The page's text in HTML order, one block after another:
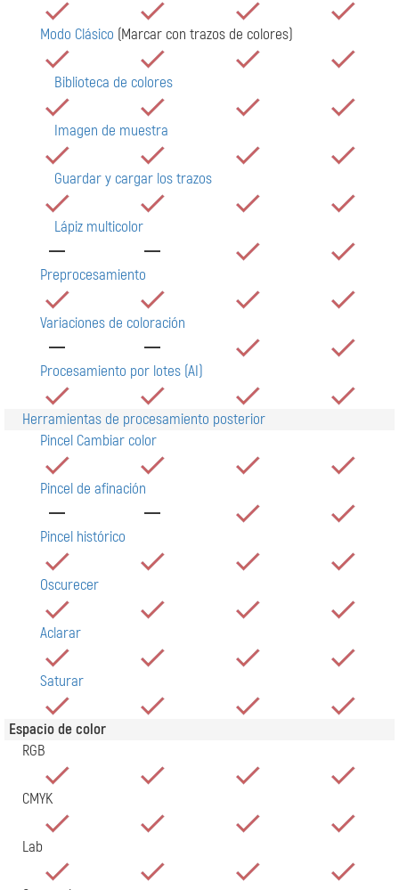
Modo Clásico (Marcar con trazos de colores)
Biblioteca de colores
Imagen de muestra
Guardar y cargar los trazos
Lápiz multicolor
Preprocesamiento
Variaciones de coloración
Procesamiento por lotes (AI)
Herramientas de procesamiento posterior
Pincel Cambiar color
Pincel de afinación
Pincel histórico
Oscurecer
Aclarar
Saturar
Espacio de color
RGB
CMYK
Lab